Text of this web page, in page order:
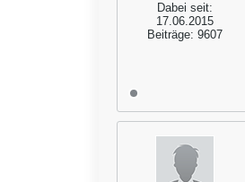
Dabei seit:
17.06.2015
Beiträge: 9607